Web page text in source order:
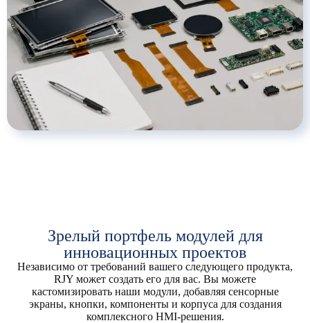
Зрелый портфель модулей для
инновационных проектов
Независимо от требований вашего следующего продукта,
RJY может создать его для вас. Вы можете
кастомизировать наши модули, добавляя сенсорные
экраны, кнопки, компоненты и корпуса для создания
комплексного HMI-решения.